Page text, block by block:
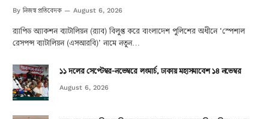
By নিজস্ব প্রতিবেদক August 6, 2026
র‌্যাপিড অ্যাকশন ব্যাটালিয়ন (র‌্যাব) বিলুপ্ত করে বাংলাদেশ পুলিশের অধীনে ‘স্পেশাল
রেসপন্স ব্যাটালিয়ন (এসআরবি)’ নামে নতুন…
১১ দলের সেপ্টেম্বর-নভেম্বরে লংমার্চ, ঢাকায় মহাসমাবেশ ১৪ নভেম্বর
August 6, 2026